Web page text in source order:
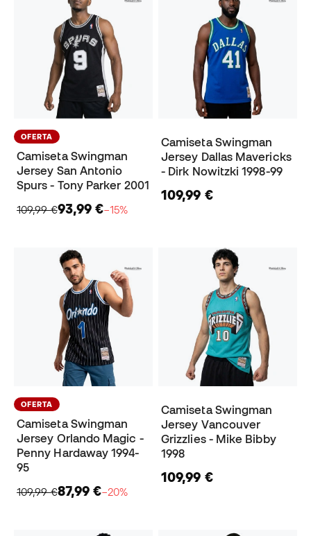
OFERTA
Camiseta Swingman
Jersey San Antonio
Spurs - Tony Parker 2001
109,99 €93,99 €−15%
Camiseta Swingman
Jersey Dallas Mavericks
- Dirk Nowitzki 1998-99
109,99 €
OFERTA
Camiseta Swingman
Jersey Orlando Magic -
Penny Hardaway 1994-
95
109,99 €87,99 €−20%
Camiseta Swingman
Jersey Vancouver
Grizzlies - Mike Bibby
1998
109,99 €